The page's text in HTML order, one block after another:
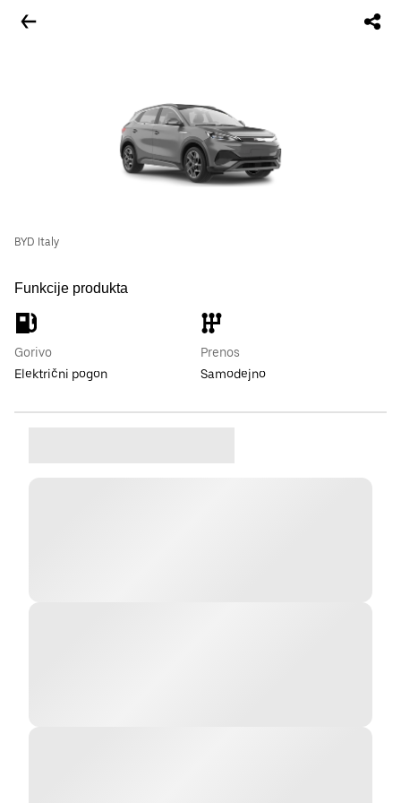
BYD Italy
Funkcije produkta
Gorivo
Električni pogon
Prenos
Samodejno